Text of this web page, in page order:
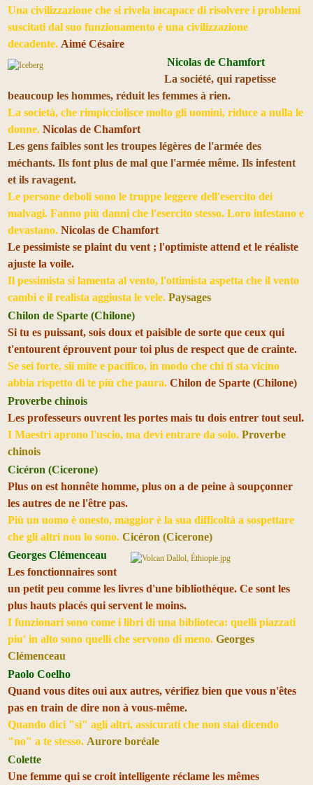
Una civilizzazione che si rivela incapace di risolvere i problemi
suscitati dal suo funzionamento è una civilizzazione
decadente. Aimé Césaire
Nicolas de Chamfort
La société, qui rapetisse
beaucoup les hommes, réduit les femmes à rien.
La società, che rimpicciolisce molto gli uomini, riduce a nulla le
donne. Nicolas de Chamfort
Les gens faibles sont les troupes légères de l'armée des
méchants. Ils font plus de mal que l'armée même. Ils infestent
et ils ravagent.
Le persone deboli sono le truppe leggere dell'esercito dei
malvagi. Fanno più danni che l'esercito stesso. Loro infestano e
devastano. Nicolas de Chamfort
Le pessimiste se plaint du vent ; l'optimiste attend et le réaliste
ajuste la voile.
Il pessimista si lamenta al vento, l'ottimista aspetta che il vento
cambi e il realista aggiusta le vele. Paysages
Chilon de Sparte (Chilone)
Si tu es puissant, sois doux et paisible de sorte que ceux qui
t'entourent éprouvent pour toi plus de respect que de crainte.
Se sei forte, sii mite e pacifico, in modo che chi ti sta vicino
abbia rispetto di te più che paura. Chilon de Sparte (Chilone)
Proverbe chinois
Les professeurs ouvrent les portes mais tu dois entrer tout seul.
I Maestri aprono l'uscio, ma devi entrare da solo. Proverbe
chinois
Cicéron (Cicerone)
Plus on est honnête homme, plus on a de peine à soupçonner
les autres de ne l'être pas.
Più un uomo è onesto, maggior è la sua difficoltà a sospettare
che gli altri non lo sono. Cicéron (Cicerone)
Georges Clémenceau
Les fonctionnaires sont
un petit peu comme les livres d'une bibliothèque. Ce sont les
plus hauts placés qui servent le moins.
I funzionari sono come i libri di una biblioteca: quelli piazzati
piu' in alto sono quelli che servono di meno. Georges
Clémenceau
Paolo Coelho
Quand vous dites oui aux autres, vérifiez bien que vous n'êtes
pas en train de dire non à vous-même.
Quando dici "sì" agli altri, assicurati che non stai dicendo
"no" a te stesso. Aurore boréale
Colette
Une femme qui se croit intelligente réclame les mêmes